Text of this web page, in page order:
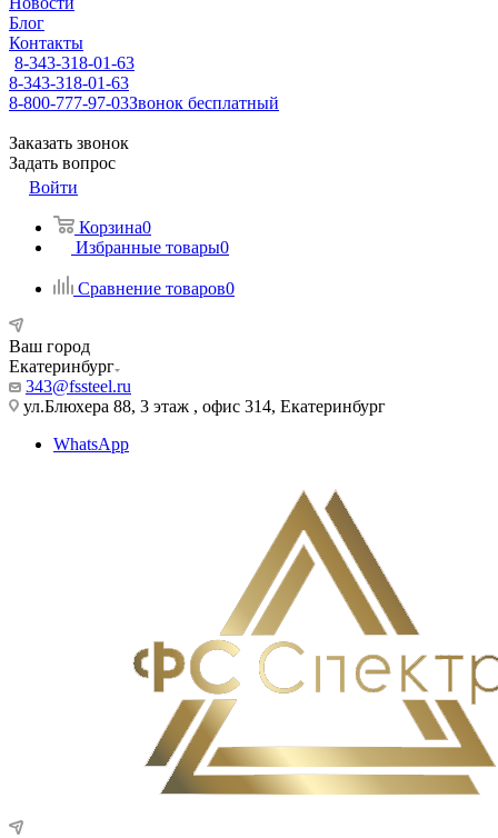
Блог
Контакты
8-343-318-01-63
8-343-318-01-63
8-800-777-97-03Звонок бесплатный
Заказать звонок
Задать вопрос
Войти
Корзина0
Избранные товары0
Сравнение товаров0
Ваш город
Екатеринбург
343@fssteel.ru
ул.Блюхера 88, 3 этаж , офис 314, Екатеринбург
WhatsApp